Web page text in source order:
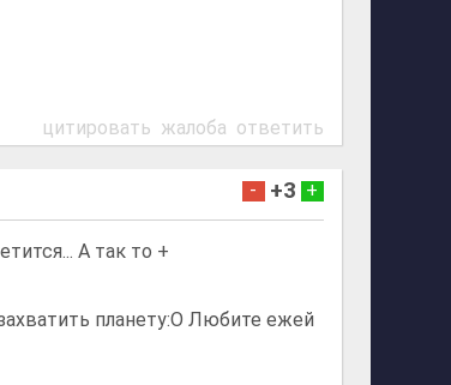
цитировать жалоба ответить
- +3 +
А так то +
планету:O Любите ежей